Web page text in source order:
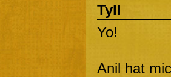
Tyll
Yo!
Anil hat